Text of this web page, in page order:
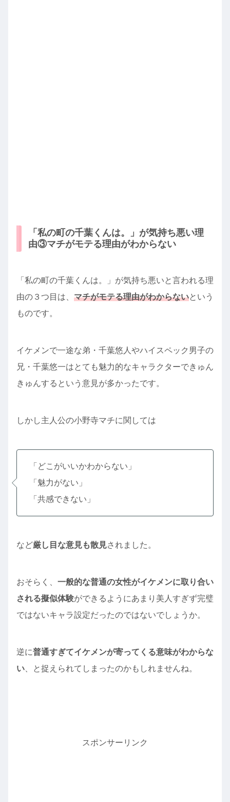
「私の町の千葉くんは。」が気持ち悪い理
由③マチがモテる理由がわからない
「私の町の千葉くんは。」が気持ち悪いと言われる理
由の３つ目は、 マチがモテる理由がわからないという
ものです。
イケメンで一途な弟・千葉悠人やハイスペック男子の
兄・千葉悠一はとても魅力的なキャラクターできゅん
きゅんするという意見が多かったです。
しかし主人公の小野寺マチに関しては
「どこがいいかわからない」
「魅力がない」
「共感できない」
など厳し目な意見も散見されました。
おそらく、 一般的な普通の女性がイケメンに取り合い
される擬似体験ができるようにあまり美人すぎず完璧
ではないキャラ設定だったのではないでしょうか。
逆に普通すぎてイケメンが寄ってくる意味がわからな
い、と捉えられてしまったのかもしれませんね。
スポンサーリンク